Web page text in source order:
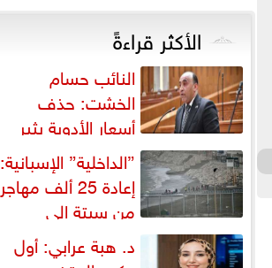
المصرية بالخارج
الأكاديمي
الأكثر قراءةً
النائب حسام
الخشت: حذف
أسعار الأدوية يثير
إشكالية دستورية ويهدد حق
المواطن...
”الداخلية” الإسبانية:
إعادة 25 ألف مهاجر
من سبتة إلى
المغرب... وارتفاع حصيلة...
د. هبة عرابي: أول